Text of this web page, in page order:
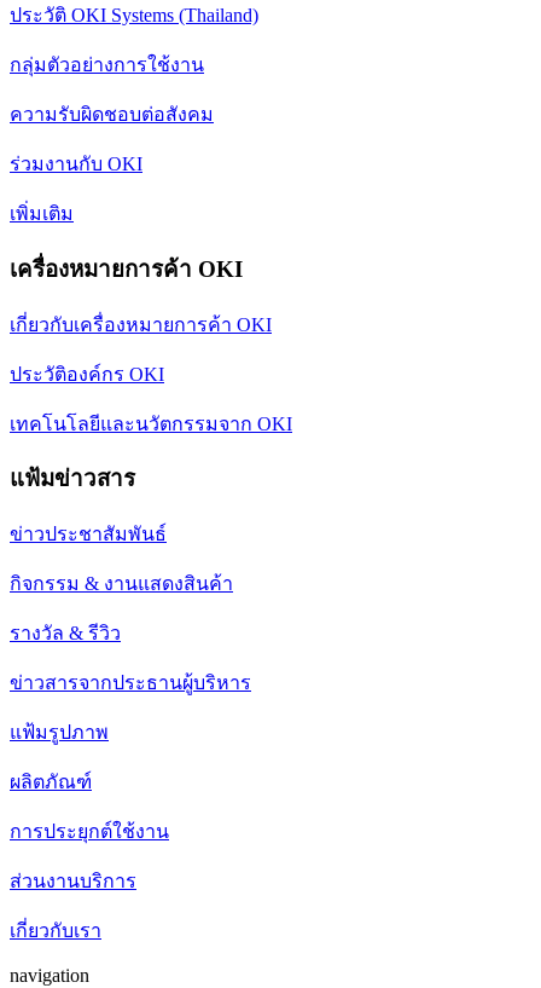
ประวัติ OKI Systems (Thailand)
กลุ่มตัวอย่างการใช้งาน
ความรับผิดชอบต่อสังคม
ร่วมงานกับ OKI
เพิ่มเติม
เครื่องหมายการค้า OKI
เกี่ยวกับเครื่องหมายการค้า OKI
ประวัติองค์กร OKI
เทคโนโลยีและนวัตกรรมจาก OKI
แฟ้มข่าวสาร
ข่าวประชาสัมพันธ์
กิจกรรม & งานแสดงสินค้า
รางวัล & รีวิว
ข่าวสารจากประธานผู้บริหาร
แฟ้มรูปภาพ
ผลิตภัณฑ์
การประยุกต์ใช้งาน
ส่วนงานบริการ
เกี่ยวกับเรา
navigation